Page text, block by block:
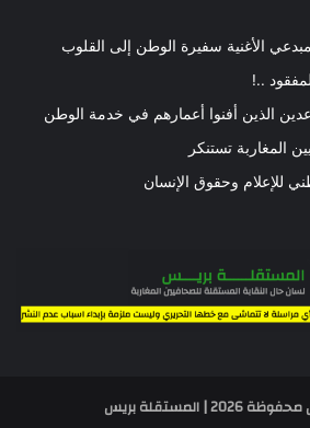
لمبدعي الأغنية سفيرة الوطن إلى القلوب
..!
الذين أفنوا أعمارهم في خدمة الوطن
المغاربة تستنكر
للإعلام وحقوق الإنسان
| المستقلة بريس